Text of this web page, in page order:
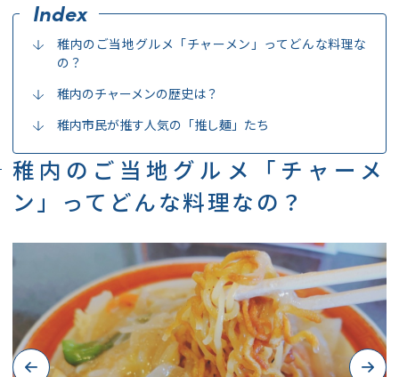
稚内のご当地グルメ「チャーメン」ってどんな料理な
の？
稚内のチャーメンの歴史は？
稚内市民が推す人気の「推し麺」たち
稚内のご当地グルメ「チャーメ
ン」ってどんな料理なの？
Previous Next